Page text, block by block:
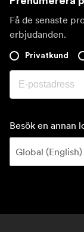
Få de senaste
erbjudanden.
Privatkund
Besök en annan